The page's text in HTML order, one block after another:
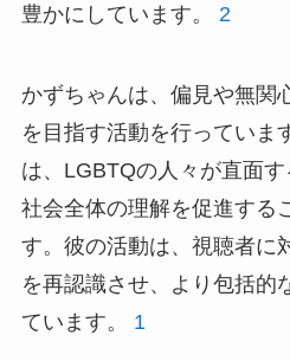
豊かにしています。 2
かずちゃんは、偏見や無関
を目指す活動を行っていま
は、LGBTQの人々が直面す
社会全体の理解を促進する
す。彼の活動は、視聴者に
を再認識させ、より包括的
ています。 1